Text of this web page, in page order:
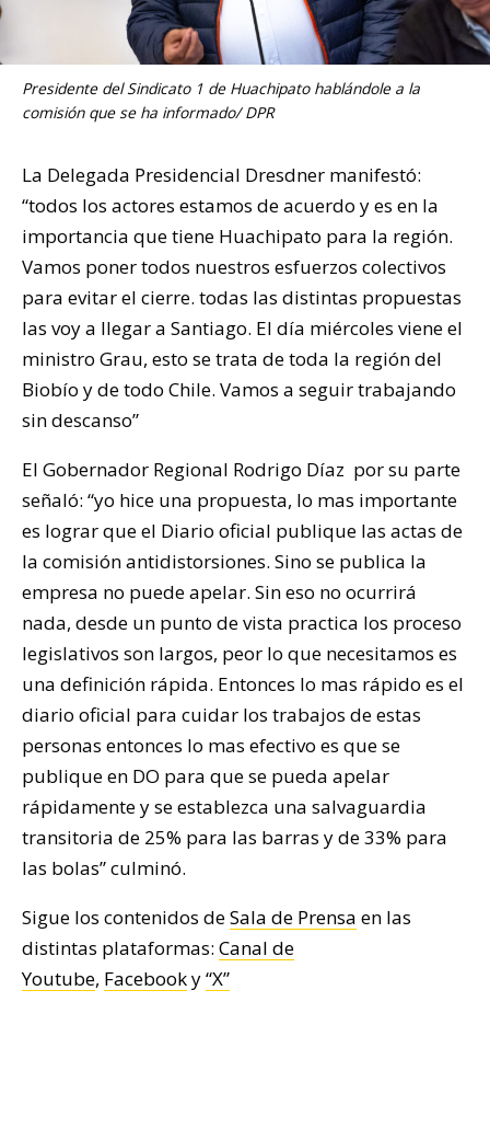
Presidente del Sindicato 1 de Huachipato hablándole a la
comisión que se ha informado/ DPR
La Delegada Presidencial Dresdner manifestó:
“todos los actores estamos de acuerdo y es en la
importancia que tiene Huachipato para la región.
Vamos poner todos nuestros esfuerzos colectivos
para evitar el cierre. todas las distintas propuestas
las voy a llegar a Santiago. El día miércoles viene el
ministro Grau, esto se trata de toda la región del
Biobío y de todo Chile. Vamos a seguir trabajando
sin descanso”
El Gobernador Regional Rodrigo Díaz por su parte
señaló: “yo hice una propuesta, lo mas importante
es lograr que el Diario oficial publique las actas de
la comisión antidistorsiones. Sino se publica la
empresa no puede apelar. Sin eso no ocurrirá
nada, desde un punto de vista practica los proceso
legislativos son largos, peor lo que necesitamos es
una definición rápida. Entonces lo mas rápido es el
diario oficial para cuidar los trabajos de estas
personas entonces lo mas efectivo es que se
publique en DO para que se pueda apelar
rápidamente y se establezca una salvaguardia
transitoria de 25% para las barras y de 33% para
las bolas” culminó.
Sigue los contenidos deSala de Prensa en las
distintas plataformas: Canal de
Youtube, Facebooky“X”